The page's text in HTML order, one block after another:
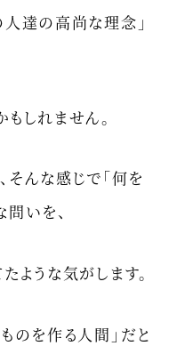
人達の高尚な理念」
しれません。
そんな感じで「何を
いを、
ような気がします。
のを作る人間」だと